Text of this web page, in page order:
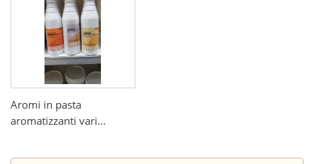
Aromi in pasta
aromatizzanti vari...